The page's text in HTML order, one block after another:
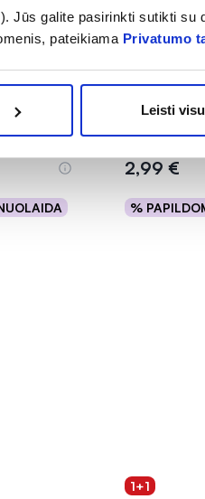
Jūs galite pasirinkti sutikti su
pateikiama Privatumo
Leisti
2 m.
JORDAN
2,99 €
%
Į
1+1